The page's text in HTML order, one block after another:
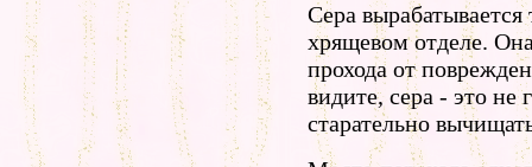
Сера вырабатывается
хрящевом отделе.
прохода от
видите, сера - это не
старательно